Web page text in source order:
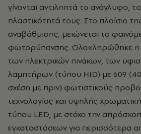
γίνονται αντιληπτά το ανάγλυφο,
πλαστικότητά τους. Στο πλαίσιο
αναβάθμισης, μειώνεται το
φωτορύπανσης. Ολοκληρώθηκε η
των ηλεκτρικών πινάκων, των
λαμπτήρων (τύπου HID) με 609
σχέση με πριν) φωτιστικούς
τεχνολογίας και υψηλής
τύπου LED, με στόχο την
εγκαταστάσεων για περισσότερα